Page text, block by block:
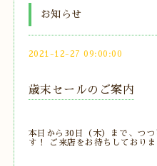
お知らせ
2021-12-27 09:00:00
歳末セールのご案内
本日から30日（木）まで、つ
す！ ご来店をお待ちしており